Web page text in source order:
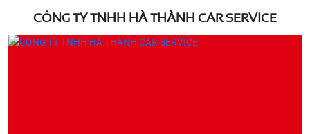
CÔNG TY TNHH HÀ THÀNH CAR SERVICE